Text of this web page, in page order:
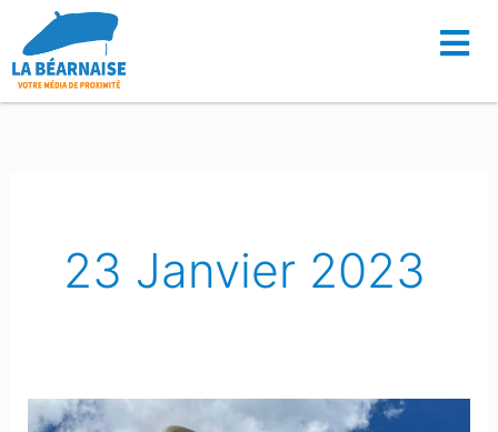
contenu
23 Janvier 2023
Mourenx